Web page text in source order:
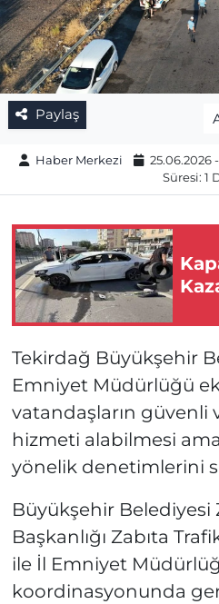
Paylaş
Haber Merkezi 25.06.2026
Süresi: 1
Tekirdağ Büyükşehir
Emniyet Müdürlüğü
vatandaşların güvenli
hizmeti alabilmesi
yönelik denetimlerini
Büyükşehir Belediyesi
Başkanlığı Zabıta
ile İl Emniyet
koordinasyonunda